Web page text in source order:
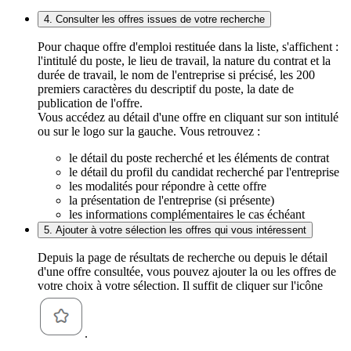
4. Consulter les offres issues de votre recherche
Pour chaque offre d'emploi restituée dans la liste, s'affichent :
l'intitulé du poste, le lieu de travail, la nature du contrat et la
durée de travail, le nom de l'entreprise si précisé, les 200
premiers caractères du descriptif du poste, la date de
publication de l'offre.
Vous accédez au détail d'une offre en cliquant sur son intitulé
ou sur le logo sur la gauche. Vous retrouvez :
le détail du poste recherché et les éléments de contrat
le détail du profil du candidat recherché par l'entreprise
les modalités pour répondre à cette offre
la présentation de l'entreprise (si présente)
les informations complémentaires le cas échéant
5. Ajouter à votre sélection les offres qui vous intéressent
Depuis la page de résultats de recherche ou depuis le détail
d'une offre consultée, vous pouvez ajouter la ou les offres de
votre choix à votre sélection. Il suffit de cliquer sur l'icône
.